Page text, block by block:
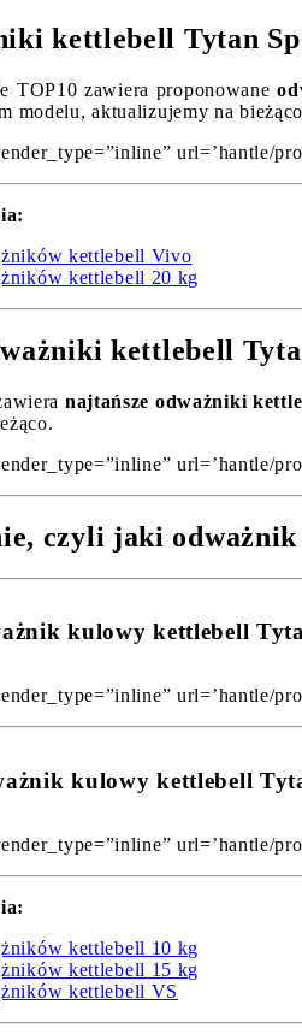
kettlebell Tytan
TOP10 zawiera proponowane
modelu, aktualizujemy na
url=’hantle/
kettlebell Vivo
kettlebell 20 kg
kettlebell
najtańsze odważniki
url=’hantle/
czyli jaki
kulowy kettlebell
url=’hantle/
kulowy kettlebell
url=’hantle/
kettlebell 10 kg
kettlebell 15 kg
kettlebell VS